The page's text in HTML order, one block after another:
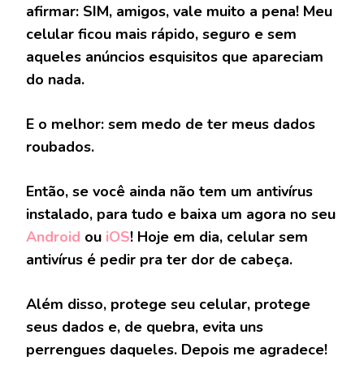
afirmar: SIM, amigos, vale muito a pena! Meu
celular ficou mais rápido, seguro e sem
aqueles anúncios esquisitos que apareciam
do nada.
E o melhor: sem medo de ter meus dados
roubados.
Então, se você ainda não tem um antivírus
instalado, para tudo e baixa um agora no seu
Android ou iOS! Hoje em dia, celular sem
antivírus é pedir pra ter dor de cabeça.
Além disso, protege seu celular, protege
seus dados e, de quebra, evita uns
perrengues daqueles. Depois me agradece!